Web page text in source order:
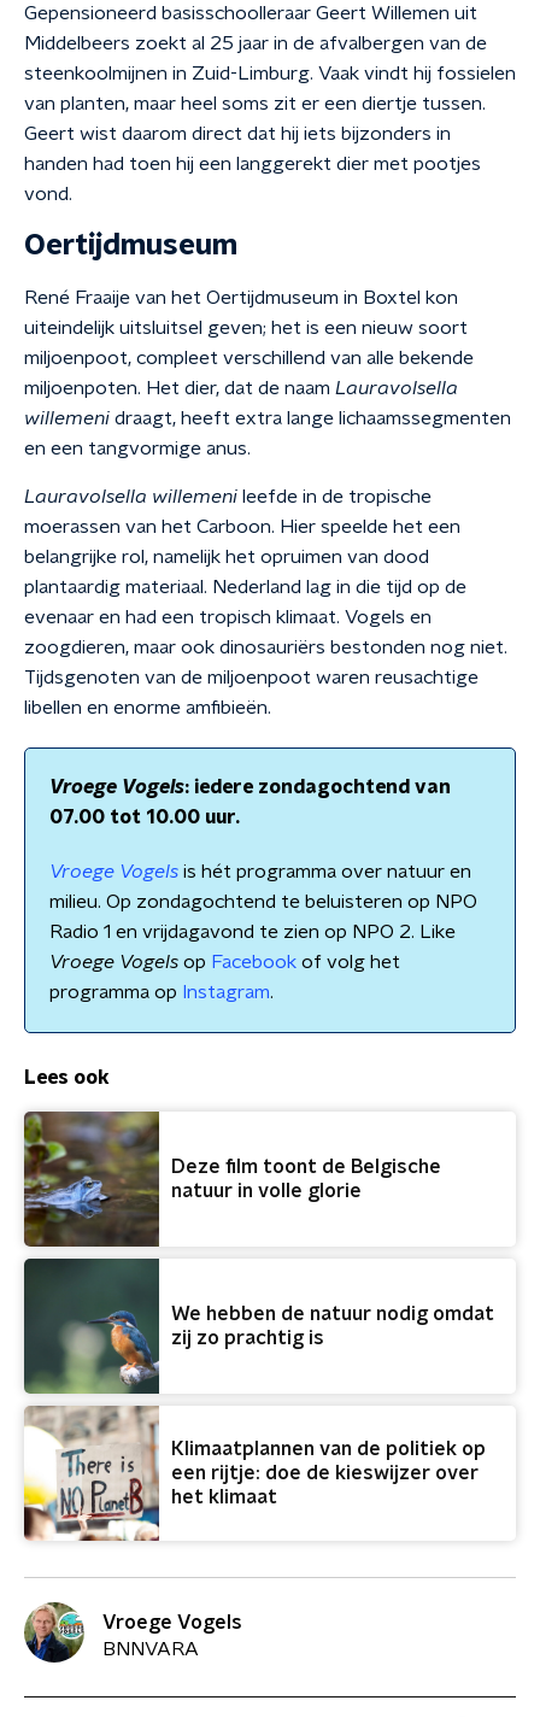
Gepensioneerd basisschoolleraar Geert Willemen uit
Middelbeers zoekt al 25 jaar in de afvalbergen van de
steenkoolmijnen in Zuid-Limburg. Vaak vindt hij fossielen
van planten, maar heel soms zit er een diertje tussen.
Geert wist daarom direct dat hij iets bijzonders in
handen had toen hij een langgerekt dier met pootjes
vond.
Oertijdmuseum
René Fraaije van het Oertijdmuseum in Boxtel kon
uiteindelijk uitsluitsel geven; het is een nieuw soort
miljoenpoot, compleet verschillend van alle bekende
miljoenpoten. Het dier, dat de naam Lauravolsella
willemeni draagt, heeft extra lange lichaamssegmenten
en een tangvormige anus.
Lauravolsella willemeni leefde in de tropische
moerassen van het Carboon. Hier speelde het een
belangrijke rol, namelijk het opruimen van dood
plantaardig materiaal. Nederland lag in die tijd op de
evenaar en had een tropisch klimaat. Vogels en
zoogdieren, maar ook dinosauriërs bestonden nog niet.
Tijdsgenoten van de miljoenpoot waren reusachtige
libellen en enorme amfibieën.
Vroege Vogels: iedere zondagochtend van
07.00 tot 10.00 uur.
Vroege Vogels is hét programma over natuur en
milieu. Op zondagochtend te beluisteren op NPO
Radio 1 en vrijdagavond te zien op NPO 2. Like
Vroege Vogels op Facebook of volg het
programma op Instagram.
Lees ook
Deze film toont de Belgische
natuur in volle glorie
We hebben de natuur nodig omdat
zij zo prachtig is
Klimaatplannen van de politiek op
een rijtje: doe de kieswijzer over
het klimaat
Vroege Vogels
BNNVARA